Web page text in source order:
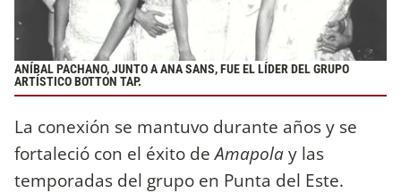
ANÍBAL PACHANO, JUNTO A ANA SANS, FUE EL LÍDER DEL GRUPO
ARTÍSTICO BOTTON TAP.
La conexión se mantuvo durante años y se
fortaleció con el éxito deAmapolay las
temporadas del grupo en Punta del Este.